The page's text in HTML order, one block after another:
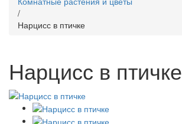
/
Нарцисс в птичке
Нарцисс в птичке